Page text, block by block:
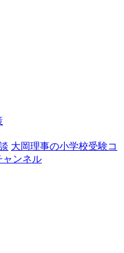
大岡理事の小学校受験コ
ャンネル